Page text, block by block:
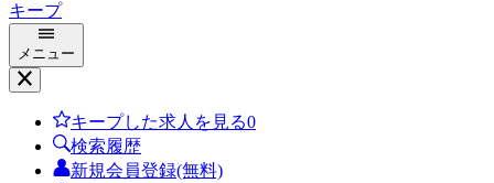
キープ
メニュー
キープした求人を見る0
検索履歴
新規会員登録(無料)